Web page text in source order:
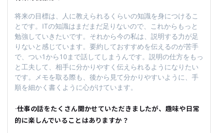
将来の目標は、人に教えられるくらいの知識を身につけるこ
とです。ITの知識はまだまだ足りないので、これからもっと
勉強していきたいです。それから今の私は、説明する力が足
りないと感じています。要約しておすすめを伝えるのが苦手
で、つい1から10まで話してしまうんです。説明の仕方をもっ
と工夫して、相手に分かりやすく伝えられるようになりたい
です。メモを取る際も、後から見て分かりやすいように、手
順を細かく書くように心がけています。
―― 仕事の話をたくさん聞かせていただきましたが、趣味や日常
的に楽しんでいることはありますか？